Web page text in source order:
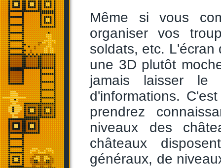
Même si vous
organiser vos
soldats, etc. L'écran
une 3D plutôt
jamais laisser le
d'informations.
prendrez
niveaux des
châteaux
généraux, de